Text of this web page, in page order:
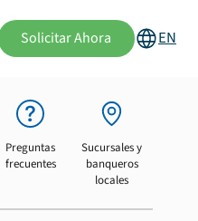
Solicitar Ahora EN
Preguntas
frecuentes
Sucursales y
banqueros
locales